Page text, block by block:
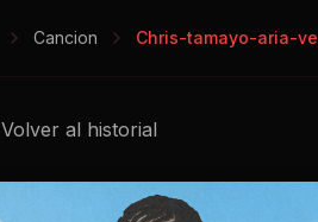
Cancion Chris-tamayo-aria-
Volver al historial